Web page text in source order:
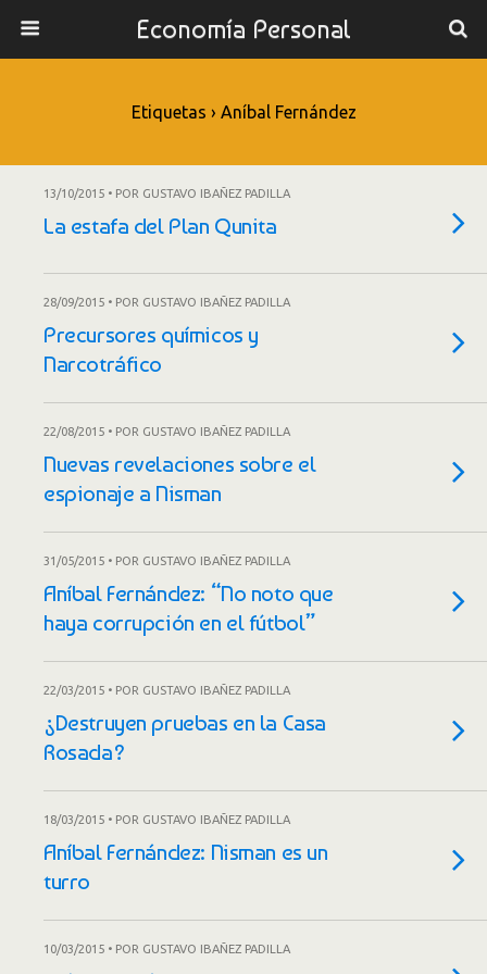
Economía Personal
Etiquetas › Aníbal Fernández
13/10/2015 • POR GUSTAVO IBAÑEZ PADILLA
La estafa del Plan Qunita
28/09/2015 • POR GUSTAVO IBAÑEZ PADILLA
Precursores químicos y
Narcotráfico
22/08/2015 • POR GUSTAVO IBAÑEZ PADILLA
Nuevas revelaciones sobre el
espionaje a Nisman
31/05/2015 • POR GUSTAVO IBAÑEZ PADILLA
Aníbal Fernández: “No noto que
haya corrupción en el fútbol”
22/03/2015 • POR GUSTAVO IBAÑEZ PADILLA
¿Destruyen pruebas en la Casa
Rosada?
18/03/2015 • POR GUSTAVO IBAÑEZ PADILLA
Aníbal Fernández: Nisman es un
turro
10/03/2015 • POR GUSTAVO IBAÑEZ PADILLA